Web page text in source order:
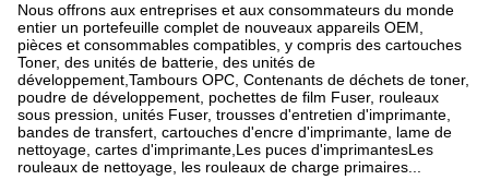
Nous offrons aux entreprises et aux consommateurs du monde
entier un portefeuille complet de nouveaux appareils OEM,
pièces et consommables compatibles, y compris des cartouches
Toner, des unités de batterie, des unités de
développement,Tambours OPC, Contenants de déchets de toner,
poudre de développement, pochettes de film Fuser, rouleaux
sous pression, unités Fuser, trousses d'entretien d'imprimante,
bandes de transfert, cartouches d'encre d'imprimante, lame de
nettoyage, cartes d'imprimante,Les puces d'imprimantesLes
rouleaux de nettoyage, les rouleaux de charge primaires...